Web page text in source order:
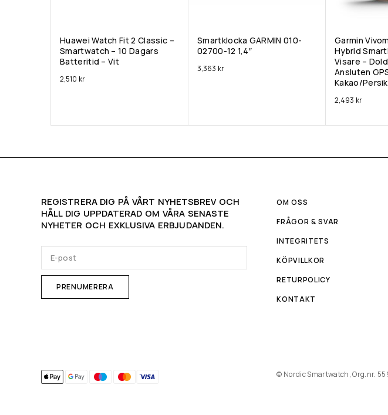
Huawei Watch Fit 2 Classic –
Smartwatch – 10 Dagars
Batteritid – Vit
2,510 kr
Smartklocka GARMIN 010-
02700-12 1,4″
3,363 kr
Garmin
Hybrid
Visare –
Ansluten
Kakao/
2,493 kr
REGISTRERA DIG PÅ VÅRT NYHETSBREV OCH
HÅLL DIG UPPDATERAD OM VÅRA SENASTE
NYHETER OCH EXKLUSIVA ERBJUDANDEN.
OM OSS
FRÅGOR & SVAR
INTEGRITETS
KÖPVILLKOR
RETURPOLICY
KONTAKT
© Nordic Smartwatch, Org.nr.